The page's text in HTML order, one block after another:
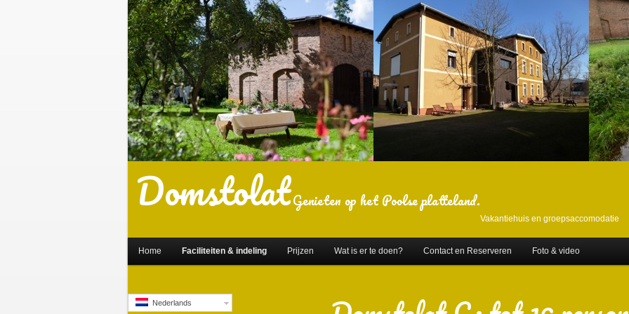
DomstolatGenieten op het Poolse platteland.
Vakantiehuis en groepsaccomodatie
Home Faciliteiten & indeling Prijzen Wat is er te doen? Contact en Reserveren Foto & video
Nederlands